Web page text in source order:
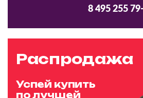
8 495 255
Распродажа
Успей купить
по лучшей